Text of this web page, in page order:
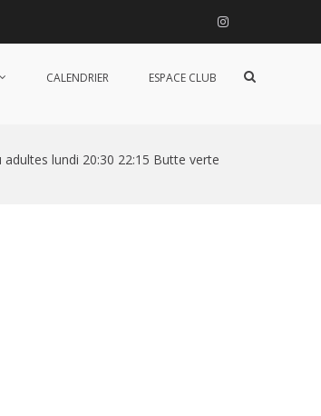
Instagram
CALENDRIER ESPACE CLUB
Afficher
adultes lundi 20:30 22:15 Butte verte